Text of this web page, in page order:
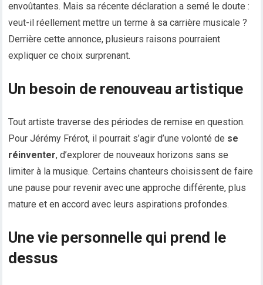
envoûtantes. Mais sa récente déclaration a semé le doute :
veut-il réellement mettre un terme à sa carrière musicale ?
Derrière cette annonce, plusieurs raisons pourraient
expliquer ce choix surprenant.
Un besoin de renouveau artistique
Tout artiste traverse des périodes de remise en question.
Pour Jérémy Frérot, il pourrait s’agir d’une volonté de se
réinventer, d’explorer de nouveaux horizons sans se
limiter à la musique. Certains chanteurs choisissent de faire
une pause pour revenir avec une approche différente, plus
mature et en accord avec leurs aspirations profondes.
Une vie personnelle qui prend le
dessus